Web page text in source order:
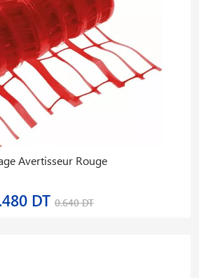
Avertisseur Rouge
DT 0.640 DT